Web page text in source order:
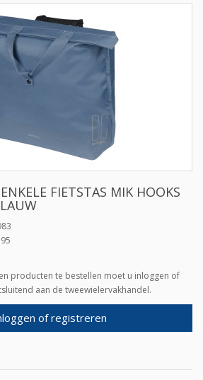
FIETSTAS MIK HOOKS
producten te bestellen moet u inloggen of
aan de tweewielervakhandel.
of registreren